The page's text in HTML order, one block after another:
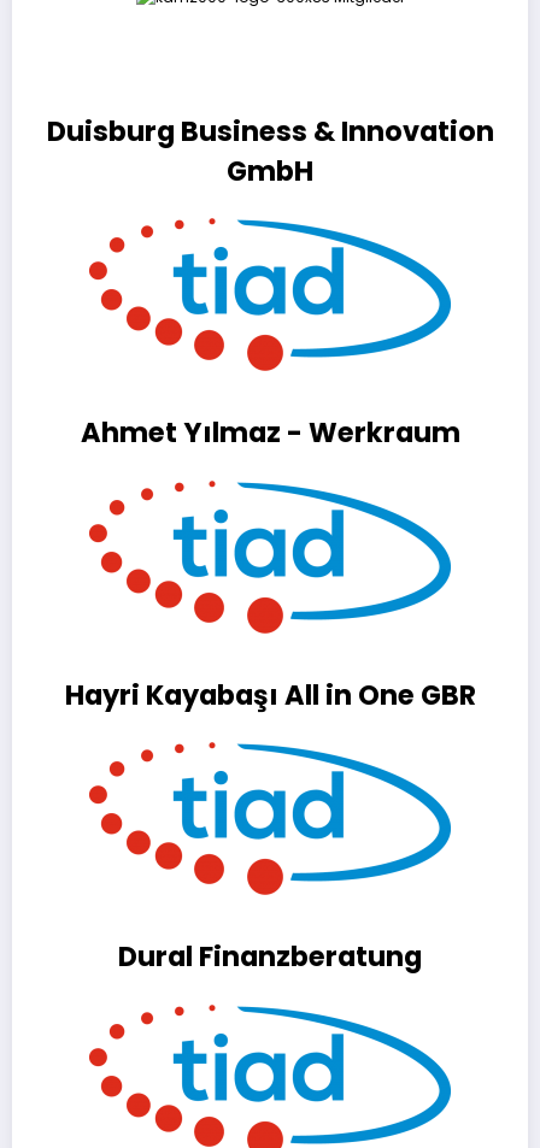
Duisburg Business & Innovation
GmbH
Ahmet Yılmaz - Werkraum
Hayri Kayabaşı All in One GBR
Dural Finanzberatung